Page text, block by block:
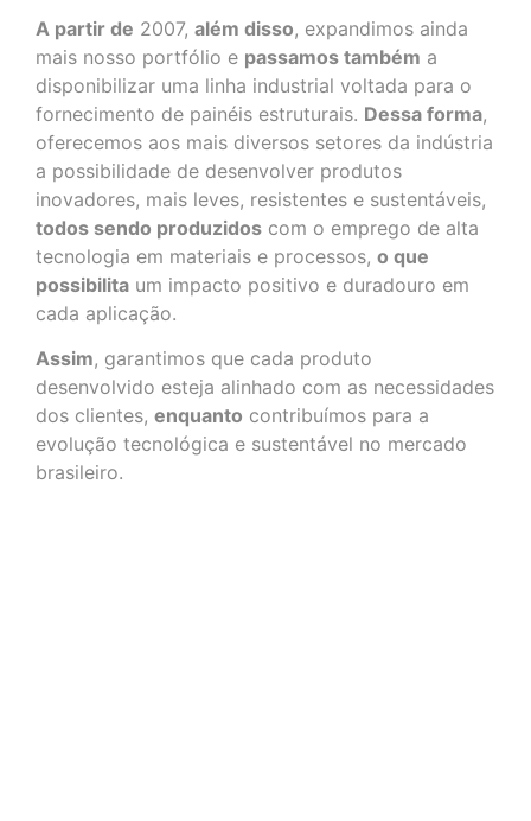
A partir de 2007, além disso, expandimos ainda
mais nosso portfólio e passamos também a
disponibilizar uma linha industrial voltada para o
fornecimento de painéis estruturais. Dessa forma,
oferecemos aos mais diversos setores da indústria
a possibilidade de desenvolver produtos
inovadores, mais leves, resistentes e sustentáveis,
todos sendo produzidos com o emprego de alta
tecnologia em materiais e processos, o que
possibilita um impacto positivo e duradouro em
cada aplicação.
Assim, garantimos que cada produto
desenvolvido esteja alinhado com as necessidades
dos clientes, enquanto contribuímos para a
evolução tecnológica e sustentável no mercado
brasileiro.